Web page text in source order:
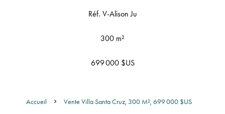
Réf. V-Alison Ju
300 m²
699 000 $US
Accueil Vente Villa Santa Cruz, 300 M², 699 000 $US